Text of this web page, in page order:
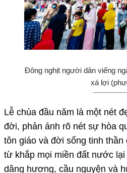
Đông nghịt người dân viếng
xá lợi
Lễ chùa đầu năm là một nét
đời, phản ánh rõ nét sự hòa
tôn giáo và đời sống tinh
từ khắp mọi miền đất nước
dâng hương, cầu nguyện và